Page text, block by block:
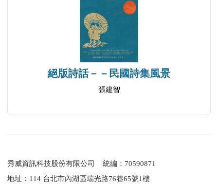
絕版詩話－－民國詩集風景
張建智
秀威資訊科技股份有限公司 統編：70590871
地址：114 台北市內湖區瑞光路76巷65號1樓